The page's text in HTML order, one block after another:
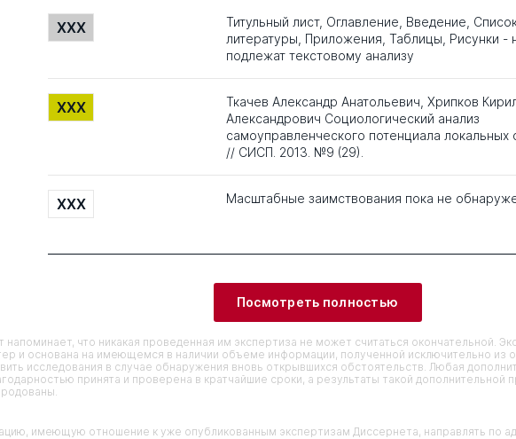
XXX
Титульный лист, Оглавление, Введение,
литературы, Приложения, Таблицы, Рисунки -
подлежат текстовому анализу
XXX
Ткачев Александр Анатольевич, Хрипков
Александрович Социологический анализ
самоуправленческого потенциала
// СИСП. 2013. №9 (29).
XXX Масштабные заимствования пока не
Посмотреть полностью
что никакая проведенная им экспертиза не может считаться окончательной.
и основана на имеющемся в наличии объеме информации, полученной исключительно из
исследования в случае обнаружения вновь открывшихся обстоятельств. Любая
принята и проверена в кратчайшие сроки, а результаты такой дополнительной
имеющую отношение к уже опубликованным экспертизам Диссернета, направлять по